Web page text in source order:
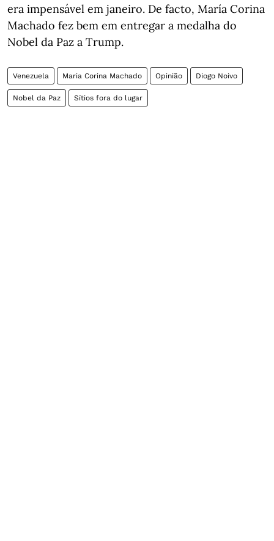
era impensável em janeiro. De facto, María Corina
Machado fez bem em entregar a medalha do
Nobel da Paz a Trump.
Venezuela Maria Corina Machado Opinião Diogo Noivo
Nobel da Paz Sítios fora do lugar